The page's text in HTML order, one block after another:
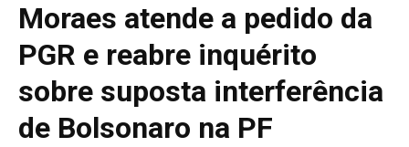
Moraes atende a pedido da
PGR e reabre inquérito
sobre suposta interferência
de Bolsonaro na PF